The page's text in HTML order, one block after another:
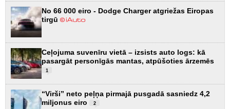
No 66 000 eiro - Dodge Charger atgriežas Eiropas
tirgū
Ceļojuma suvenīru vietā – izsists auto logs: kā
pasargāt personīgās mantas, atpūšoties ārzemēs
1
“Virši” neto peļņa pirmajā pusgadā sasniedz 4,2
miljonus eiro
2